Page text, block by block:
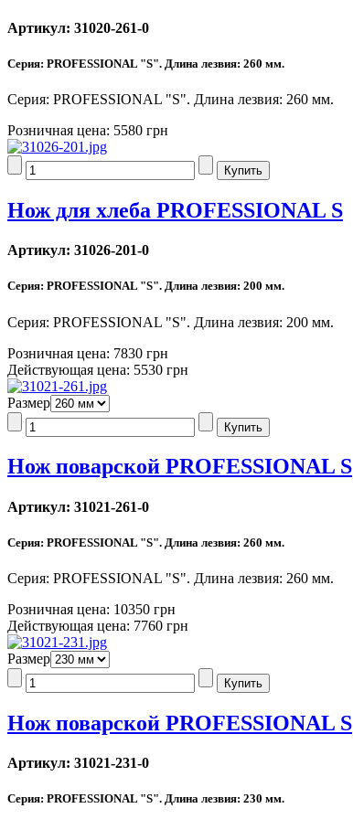
Артикул: 31020-261-0
Серия: PROFESSIONAL "S". Длина лезвия: 260 мм.
Серия: PROFESSIONAL "S". Длина лезвия: 260 мм.
Розничная цена: 5580 грн
Нож для хлеба PROFESSIONAL S
Артикул: 31026-201-0
Серия: PROFESSIONAL "S". Длина лезвия: 200 мм.
Серия: PROFESSIONAL "S". Длина лезвия: 200 мм.
Розничная цена: 7830 грн
Действующая цена: 5530 грн
Размер
Нож поварской PROFESSIONAL S
Артикул: 31021-261-0
Серия: PROFESSIONAL "S". Длина лезвия: 260 мм.
Серия: PROFESSIONAL "S". Длина лезвия: 260 мм.
Розничная цена: 10350 грн
Действующая цена: 7760 грн
Размер
Нож поварской PROFESSIONAL S
Артикул: 31021-231-0
Серия: PROFESSIONAL "S". Длина лезвия: 230 мм.